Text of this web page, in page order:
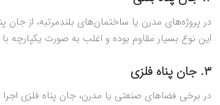
در پروژه‌های مدرن یا ساختمان‌های بلندمرتبه، از جان
این نوع بسیار مقاوم بوده و اغلب به صورت یکپارچه
۳. جان پناه فلزی
در برخی فضاهای صنعتی یا مدرن، جان پناه فلزی